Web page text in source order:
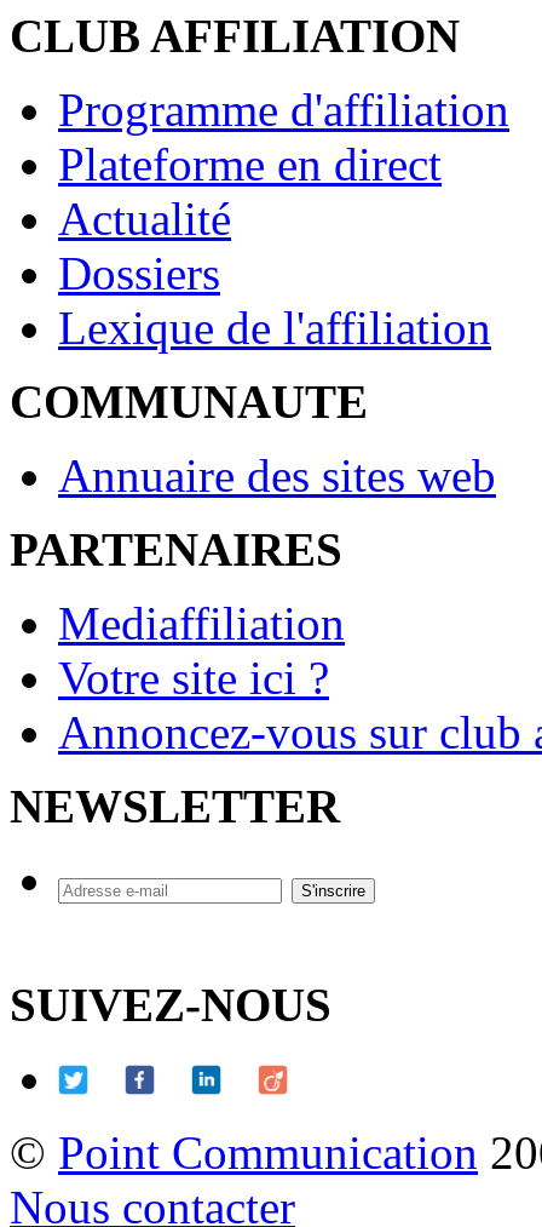
CLUB AFFILIATION
Programme d'affiliation
Plateforme en direct
Actualité
Dossiers
Lexique de l'affiliation
COMMUNAUTE
Annuaire des sites web
PARTENAIRES
Mediaffiliation
Votre site ici ?
Annoncez-vous sur
NEWSLETTER
SUIVEZ-NOUS
© Point Communication
Nous contacter